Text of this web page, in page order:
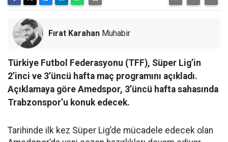
Fırat Karahan Muhabir
Türkiye Futbol Federasyonu (TFF), Süper Lig’in
2’inci ve 3’üncü hafta maç programını açıkladı.
Açıklamaya göre Amedspor, 3’üncü hafta sahasında
Trabzonspor’u konuk edecek.
Tarihinde ilk kez Süper Lig’de mücadele edecek olan